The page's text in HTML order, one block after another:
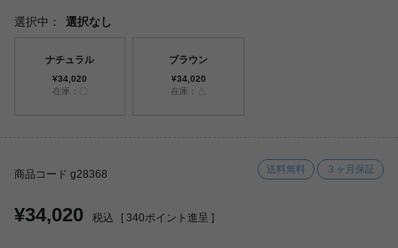
選択中： 選択なし
ナチュラル
¥34,020
在庫：〇
ブラウン
¥34,020
在庫：△
商品コード g28368 送料無料 ３ヶ月保証
¥34,020 税込 [ 340ポイント進呈 ]